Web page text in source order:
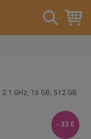
GHz, 16 GB, 512 GB
- 33 €